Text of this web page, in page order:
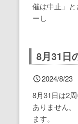
催は中止」
ーし
8月31日
2024/8/23
8月31日は2
ありません
ます。